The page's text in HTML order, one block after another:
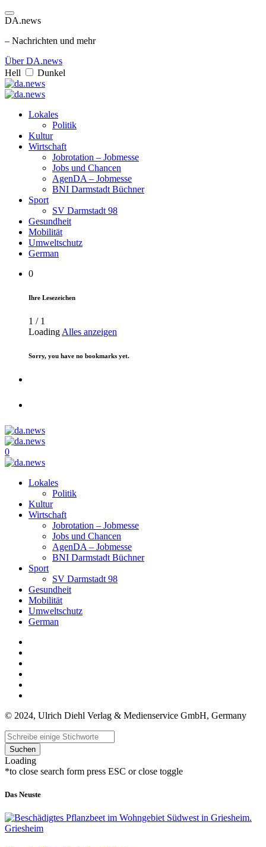
DA.news
– Nachrichten und mehr
Über DA.news
Hell
Dunkel
Lokales
Politik
Kultur
Wirtschaft
Jobrotation – Jobmesse
Jobs und Chancen
AgenDA – Jobmesse
BNI Darmstadt Büchner
Sport
SV Darmstadt 98
Gesundheit
Mobilität
Umweltschutz
German
0
Ihre Lesezeichen
1 / 1
Loading Alles anzeigen
Sorry, you have no bookmarks yet.
0
Lokales
Politik
Kultur
Wirtschaft
Jobrotation – Jobmesse
Jobs und Chancen
AgenDA – Jobmesse
BNI Darmstadt Büchner
Sport
SV Darmstadt 98
Gesundheit
Mobilität
Umweltschutz
German
© 2024, Ulrich Diehl Verlag & Medienservice GmbH, Germany
Suchen
Loading
*to close search form press ESC or close toggle
Das Neuste
Griesheim